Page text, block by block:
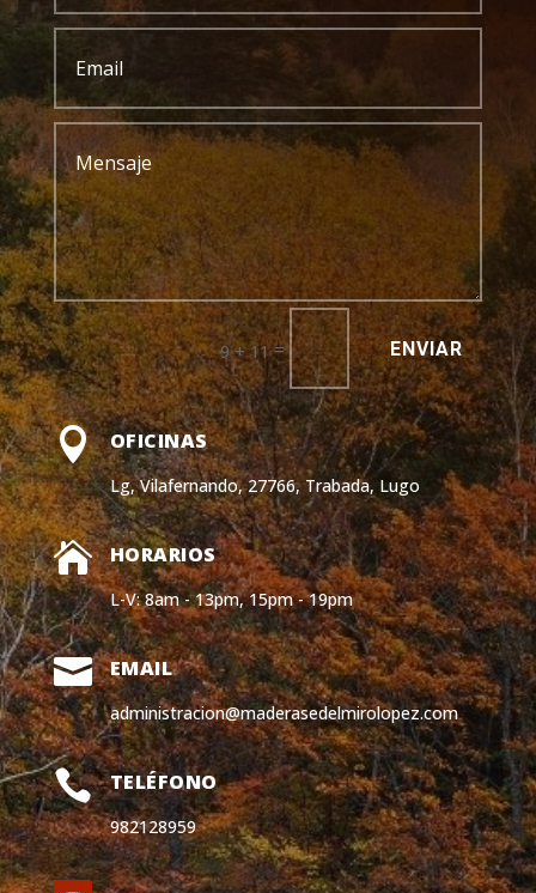
9 + 11= ENVIAR
 OFICINAS
Lg, Vilafernando, 27766, Trabada, Lugo
 HORARIOS
L-V: 8am - 13pm, 15pm - 19pm
 EMAIL
administracion@maderasedelmirolopez.com
 TELÉFONO
982128959